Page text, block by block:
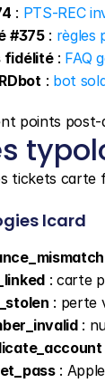
: PTS-REC
#375 : règles
fidélité : FAQ
: bot
points
tickets carte
lcard
: carte
: perte
:
: